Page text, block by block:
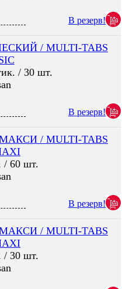
В резерв!
/ MULTI-TABS
/ 30 шт.
В резерв!
/ MULTI-TABS
/ 60 шт.
В резерв!
/ MULTI-TABS
/ 30 шт.